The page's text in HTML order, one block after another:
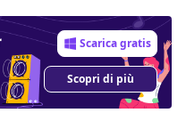
Scarica gratis
Scopri di più